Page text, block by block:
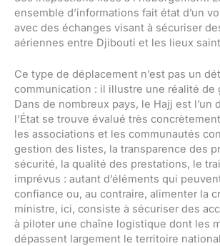
ensemble d’informations fait état d’un
avec des échanges visant à sécuriser
aériennes entre Djibouti et les lieux
Ce type de déplacement n’est pas un
communication : il illustre une réalité de
Dans de nombreux pays, le Hajj est l’un
l’État se trouve évalué très
les associations et les communautés
gestion des listes, la transparence des
sécurité, la qualité des prestations, le
imprévus : autant d’éléments qui
confiance ou, au contraire, alimenter la
ministre, ici, consiste à sécuriser des
à piloter une chaîne logistique dont les
dépassent largement le territoire